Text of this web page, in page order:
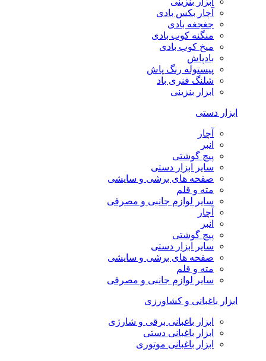
آچار بکس بادی
جغجغه بادی
منگنه کوب بادی
میخ کوب بادی
بادپاش
پیستوله رنگ پاش
شلنگ فنری باد
ابزار بنزینی
ابزار دستی
آچار
انبر
پیچ گوشتی
سایر ابزار دستی
صفحه های برشی و سایشی
مته و قلم
سایر لوازم جانبی و مصرفی
آچار
انبر
پیچ گوشتی
سایر ابزار دستی
صفحه های برشی و سایشی
مته و قلم
سایر لوازم جانبی و مصرفی
ابزار باغبانی و کشاورزی
ابزار باغبانی برقی و شارژی
ابزار باغبانی دستی
ابزار باغبانی موتوری